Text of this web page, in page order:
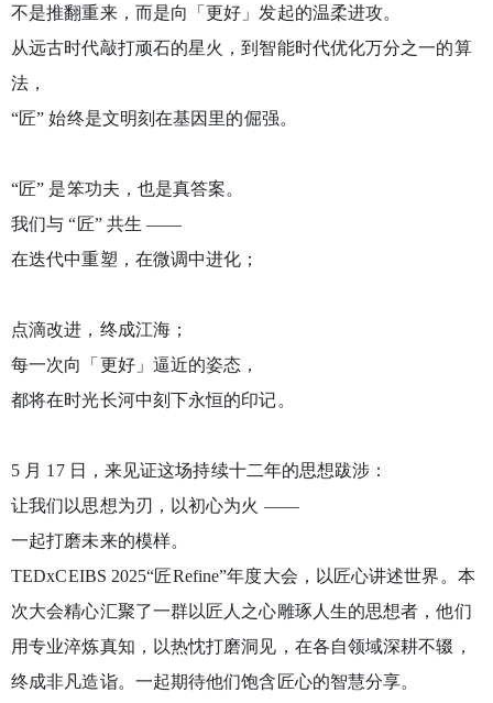
不是推翻重来，而是向「更好」发起的温柔进攻。
从远古时代敲打顽石的星火，到智能时代优化万分之一的算
法，
“匠” 始终是文明刻在基因里的倔强。
“匠” 是笨功夫，也是真答案。
我们与 “匠” 共生 ——
在迭代中重塑，在微调中进化；
点滴改进，终成江海；
每一次向「更好」逼近的姿态，
都将在时光长河中刻下永恒的印记。
5 月 17 日，来见证这场持续十二年的思想跋涉：
让我们以思想为刃，以初心为火 ——
一起打磨未来的模样。
TEDxCEIBS 2025“匠Refine”年度大会，以匠心讲述世界。本
次大会精心汇聚了一群以匠人之心雕琢人生的思想者，他们
用专业淬炼真知，以热忱打磨洞见，在各自领域深耕不辍，
终成非凡造诣。一起期待他们饱含匠心的智慧分享。